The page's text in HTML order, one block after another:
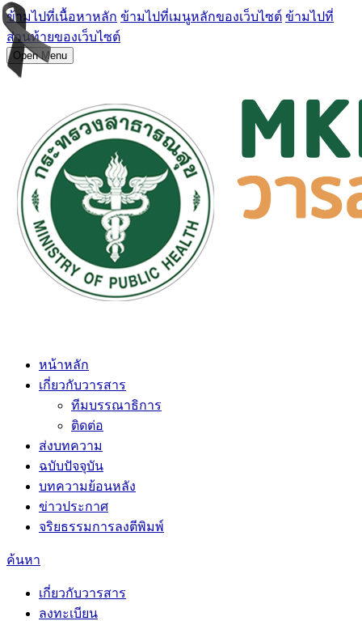
ข้ามไปที่เนื้อหาหลัก ข้ามไปที่เมนูหลักของเว็บไซต์ ข้ามไปที่
ส่วนท้ายของเว็บไซต์
Open Menu
หน้าหลัก
เกี่ยวกับวารสาร
ทีมบรรณาธิการ
ติดต่อ
ส่งบทความ
ฉบับปัจจุบัน
บทความย้อนหลัง
ข่าวประกาศ
จริยธรรมการลงตีพิมพ์
ค้นหา
เกี่ยวกับวารสาร
ลงทะเบียน